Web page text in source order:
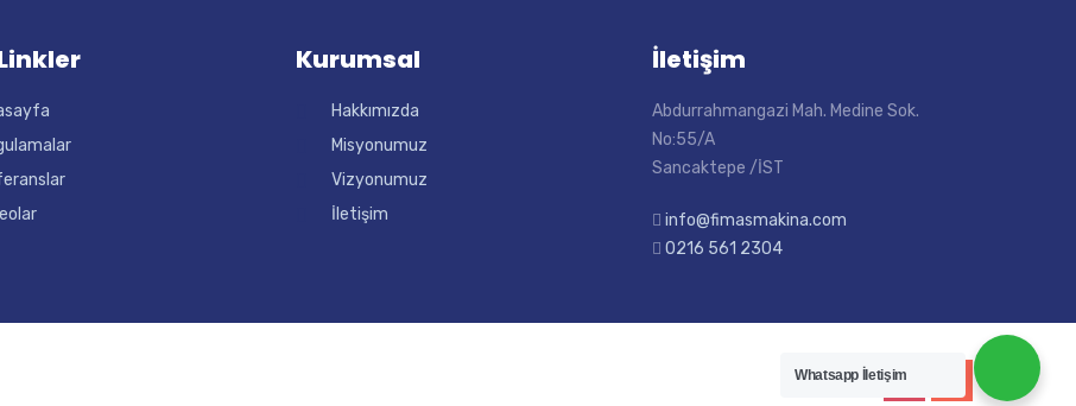
Linkler Kurumsal
Hakkımızda
Misyonumuz
Vizyonumuz
İletişim
İletişim
Abdurrahmangazi Mah. Medine Sok.
No:55/A
Sancaktepe /İST
info@fimasmakina.com
0216 561 2304
Whatsapp İletişim